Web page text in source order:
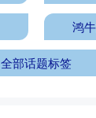
鸿
全部话题标签